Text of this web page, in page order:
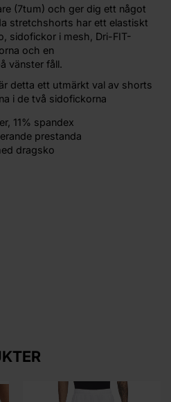
(7tum) och ger dig ett något
stretchshorts har ett elastiskt
sidofickor i mesh, Dri-FIT-
och en
vänster fåll.
detta ett utmärkt val av shorts
i de två sidofickorna
11% spandex
prestanda
dragsko